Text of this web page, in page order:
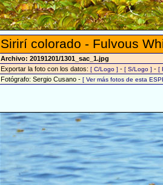
Sirirí colorado - Fulvous
Archivo: 20191201/1301_sac_1.jpg
Exportar la foto con los datos: [ C/Logo ] - [ S/Logo ] - [
Fotógrafo: Sergio Cusano - [ Ver más fotos de esta